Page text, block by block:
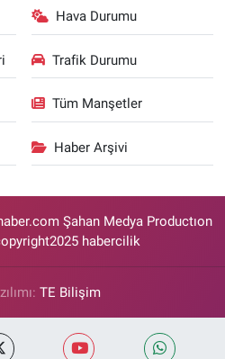
Hava Durumu
Trafik Durumu
Tüm Manşetler
Haber Arşivi
Şahan Medya Productıon
habercilik
TE Bilişim